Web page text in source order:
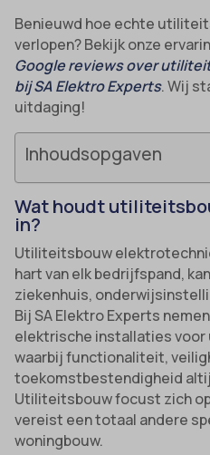
Benieuwd hoe echte
verlopen? Bekijk onze
Google reviews over
bij SA Elektro Experts. Wij
uitdaging!
Inhoudsopgaven
Wat houdt
in?
Utiliteitsbouw
hart van elk bedrijfspand,
ziekenhuis,
Bij SA Elektro Experts
elektrische installaties
waarbij functionaliteit,
toekomstbestendigheid
Utiliteitsbouw focust zich
vereist een totaal andere
woningbouw.